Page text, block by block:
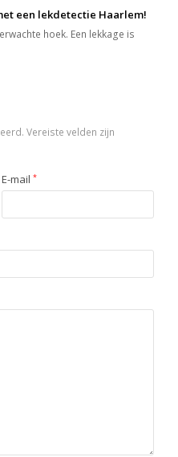
een lekdetectie Haarlem!
hoek. Een lekkage is
Vereiste velden zijn
E-mail *